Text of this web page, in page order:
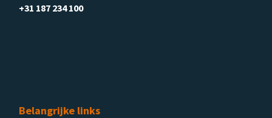
+31 187 234 100
Belangrijke links